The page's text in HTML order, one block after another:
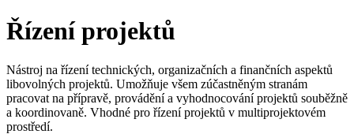
Řízení projektů
Nástroj na řízení technických, organizačních a finančních aspektů
libovolných projektů. Umožňuje všem zúčastněným stranám
pracovat na přípravě, provádění a vyhodnocování projektů souběžně
a koordinovaně. Vhodné pro řízení projektů v multiprojektovém
prostředí.